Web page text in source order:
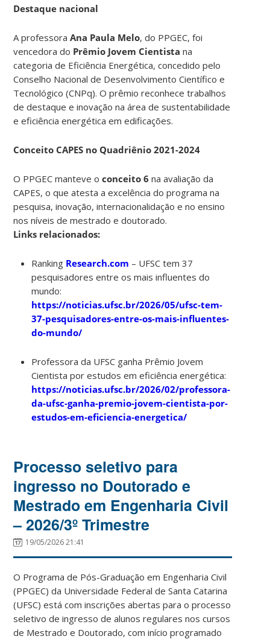
Destaque nacional
A professoraAna Paula Melo, do PPGEC, foi
vencedora do Prêmio Jovem Cientista na
categoria de Eficiência Energética, concedido pelo
Conselho Nacional de Desenvolvimento Científico e
Tecnológico (CNPq). O prêmio reconhece trabalhos
de destaque e inovação na área de sustentabilidade
e eficiência energética em edificações.
Conceito CAPES no Quadriênio 2021-2024
O PPGEC manteve oconceito 6 na avaliação da
CAPES, o que atesta a excelência do programa na
pesquisa, inovação, internacionalidação e no ensino
nos níveis de mestrado e doutorado.
Links relacionados:
Ranking Research.com – UFSC tem 37
pesquisadores entre os mais influentes do
mundo:
https://noticias.ufsc.br/2026/05/ufsc-tem-
37-pesquisadores-entre-os-mais-influentes-
do-mundo/
Professora da UFSC ganha Prêmio Jovem
Cientista por estudos em eficiência energética:
https://noticias.ufsc.br/2026/02/professora-
da-ufsc-ganha-premio-jovem-cientista-por-
estudos-em-eficiencia-energetica/
Processo seletivo para
ingresso no Doutorado e
Mestrado em Engenharia Civil
– 2026/3º Trimestre
19/05/2026 21:41
O Programa de Pós-Graduação em Engenharia Civil
(PPGEC) da Universidade Federal de Santa Catarina
(UFSC) está com inscrições abertas para o processo
seletivo de ingresso de alunos regulares nos cursos
de Mestrado e Doutorado, com início programado